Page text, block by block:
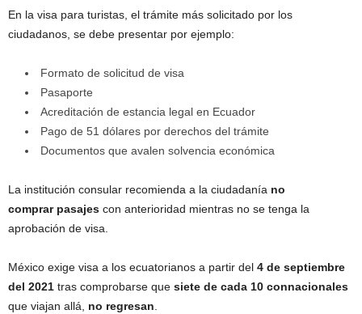
En la visa para turistas, el trámite más solicitado por los
ciudadanos, se debe presentar por ejemplo:
Formato de solicitud de visa
Pasaporte
Acreditación de estancia legal en Ecuador
Pago de 51 dólares por derechos del trámite
Documentos que avalen solvencia económica
La institución consular recomienda a la ciudadanía no
comprar pasajes con anterioridad mientras no se tenga la
aprobación de visa.
México exige visa a los ecuatorianos a partir del 4 de septiembre
del 2021 tras comprobarse que siete de cada 10 connacionales
que viajan allá, no regresan